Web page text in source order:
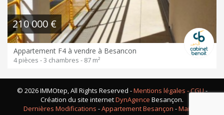
210 000 €
Appartement F4 à vendre à Besancon
4 pièces - 3 chambres - 87 m²
© 2026 IMMOtep, All Rights Reserved -Mentions légales - CGU-
Création du site internetDynAgence Besançon.
Dernières Modifications -Appartement Besançon -Maison